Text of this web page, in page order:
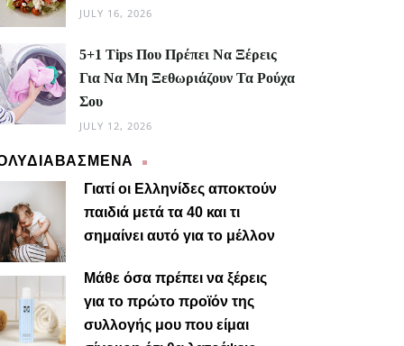
JULY 16, 2026
5+1 Tips Που Πρέπει Να Ξέρεις
Για Να Μη Ξεθωριάζουν Τα Ρούχα
Σου
JULY 12, 2026
Γιατί οι Ελληνίδες αποκτούν
παιδιά μετά τα 40 και τι
σημαίνει αυτό για το μέλλον
Μάθε όσα πρέπει να ξέρεις
για το πρώτο προϊόν της
συλλογής μου που είμαι